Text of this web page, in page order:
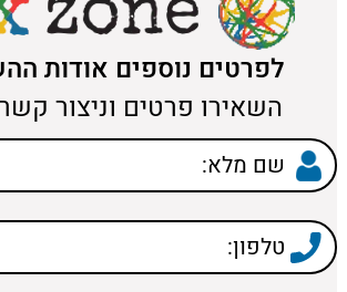
לפרטים נוספים אודות
השאירו פרטים וניצור